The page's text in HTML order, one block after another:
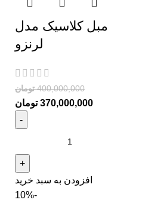
مبل کلاسیک مدل
لرنزو
400,000,000 تومان
370,000,000 تومان
افزودن به سبد خرید
-10%